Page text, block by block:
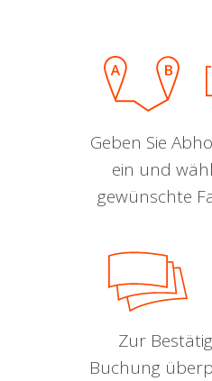
Geben Sie
ein und
gewünschte
Zur
Buchung